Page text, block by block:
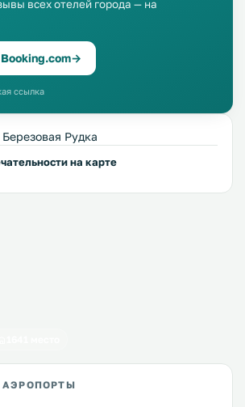
всех отелей города — на
→
ссылка
на карте